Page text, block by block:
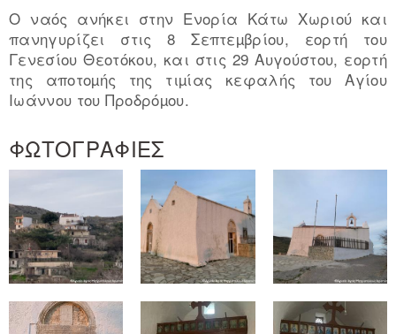
Ο ναός ανήκει στην Ενορία Κάτω Χωριού και
πανηγυρίζει στις 8 Σεπτεµβρίου, εορτή του
Γενεσίου Θεοτόκου, και στις 29 Αυγούστου, εορτή
της αποτοµής της τιµίας κεφαλής του Αγίου
Ιωάννου του Προδρόµου.
ΦΩΤΟΓΡΑΦΙΕΣ